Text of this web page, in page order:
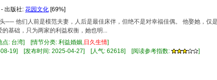
- 出版社: 花园文化 [69%]
── 他们人前是模范夫妻，人后是最佳床伴，但绝不是对幸福佳偶。 他娶她，仅
基础，只为两家的利益权衡，她也明...
: 台湾] [情节分类: 利益婚姻, 日久 生情]
19] [发布时间: 2025-04-27] [人气: 62618] [阅读参考指数:
]